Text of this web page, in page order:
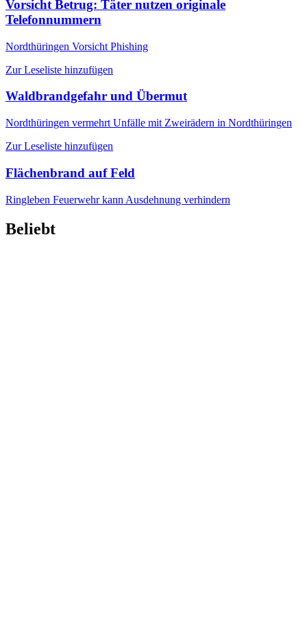
Vorsicht Betrug: Täter nutzen originale
Telefonnummern
Nordthüringen Vorsicht Phishing
Zur Leseliste hinzufügen
Waldbrandgefahr und Übermut
Nordthüringen vermehrt Unfälle mit Zweirädern in Nordthüringen
Zur Leseliste hinzufügen
Flächenbrand auf Feld
Ringleben Feuerwehr kann Ausdehnung verhindern
Beliebt